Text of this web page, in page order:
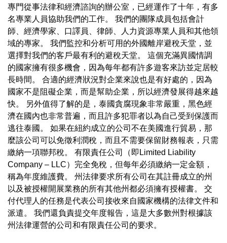
專門從事法律和經濟諮詢的辦公室，已經運作了十年，有多
名專業人員協助我們的工作。 我們的團隊成員包括會計
師、經濟學家、口譯員、律師、人力資源專業人員和其他領
域的專家。 我們監控和分析可用的外國離岸避稅天堂，並
選擇對我們的客戶最有利的避稅天堂。 這個充滿異國情調
的國家擁有很多機會，因為每年都有許多遊客來訪並定居較
長時間。 合適的經濟狀況對企業來說也是有好處的，因為
國家不是阻礙企業，而是幫助企業，所以經濟發展得越來越
快。 另外值得了解的是，泰國貪腐現象非常嚴重，黑色經
濟在國內也非常普遍，而且許多犯罪者以為自己受到保護而
逃往泰國。 如果在紐約成立的公司不在美國進行貿易，那
麼該公司可以免徵利潤稅，而且不需要保留財務報表，只需
繳納一項聯邦稅。 有限責任公司（即Limited Liability
Company – LLC）完全免稅，但每年必須繳納一定金額，
稱為年度維護費。 州法律要求所有公司在其註冊成立的州
以及被授權開展業務的所有其他州都必須擁有授權書。 交
付代理人的任務是代表公司接收來自國家機構的法律文件和
派遣。 我們還負責提交年度報告，這是大多數州對根據該
州法律運營的公司和有限責任公司的要求。